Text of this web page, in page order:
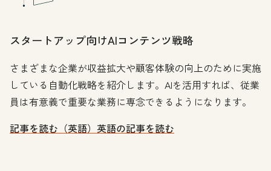
スタートアップ向けAIコンテンツ戦略
さまざまな企業が収益拡大や顧客体験の向上のために実施
している自動化戦略を紹介します。AIを活用すれば、従業
員は有意義で重要な業務に専念できるようになります。
記事を読む（英語） 英語の記事を読む